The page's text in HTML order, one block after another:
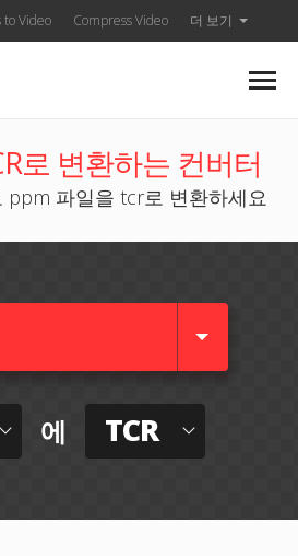
Video Compress Video 더 보기
로 변환하는 컨버터
ppm 파일을 tcr로 변환하세요
에 TCR